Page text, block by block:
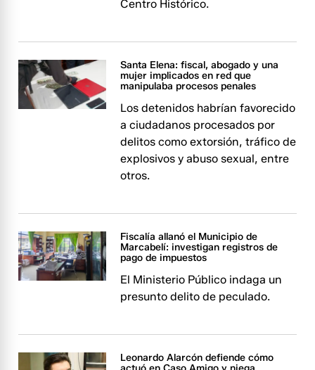
Centro Histórico.
Santa Elena: fiscal, abogado y una
mujer implicados en red que
manipulaba procesos penales
Los detenidos habrían favorecido
a ciudadanos procesados por
delitos como extorsión, tráfico de
explosivos y abuso sexual, entre
otros.
Fiscalía allanó el Municipio de
Marcabelí: investigan registros de
pago de impuestos
El Ministerio Público indaga un
presunto delito de peculado.
Leonardo Alarcón defiende cómo